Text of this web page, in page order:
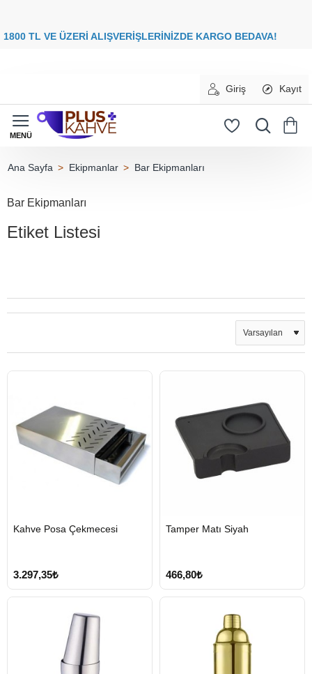
00 TL VE ÜZERİ ALIŞVERİŞLERİNİZDE KARGO
Giriş Kayıt
Ekipmanlar Bar Ekipmanları
Bar Ekipmanları
Etiket Listesi
GÖNDERİ
Kahve Posa Çekmecesi
3.297,35₺
GÖNDERİ
Tamper Matı Siyah
466,80₺